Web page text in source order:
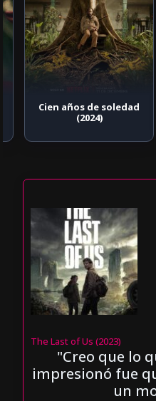
Cien años de soledad
(2024)
The Last of Us (2023)
"Creo que lo
impresionó fue
un